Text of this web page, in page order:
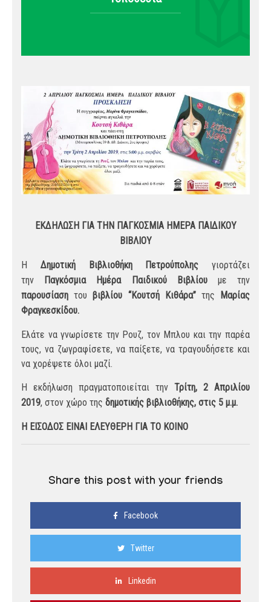
ΕΚΔΗΛΩΣΗ ΓΙΑ ΤΗΝ ΠΑΓΚΟΣΜΙΑ ΗΜΕΡΑ ΠΑΙΔΙΚΟΥ
ΒΙΒΛΙΟΥ
Η Δημοτική Βιβλιοθήκη Πετρούπολης γιορτάζει
την Παγκόσμια Ημέρα Παιδικού Βιβλίου με την
παρουσίαση τουβιβλίου “Κουτσή Κιθάρα”της
Μαρίας
Φραγκεσκίδου.
Ελάτε να γνωρίσετε την Ρουζ, τον Μπλου και την παρέα
τους, να ζωγραφίσετε, να παίξετε, να τραγουδήσετε και
να χορέψετε όλοι μαζί.
Η εκδήλωση πραγματοποιείται την Τρίτη, 2 Απριλίου
2019, στον χώρο της δημοτικής βιβλιοθήκης, στις 5 μ.μ.
Η ΕΙΣΟΔΟΣ ΕΙΝΑΙ ΕΛΕΥΘΕΡΗ ΓΙΑ ΤΟ ΚΟΙΝΟ
Share this post with your friends
Facebook
Twitter
Linkedin